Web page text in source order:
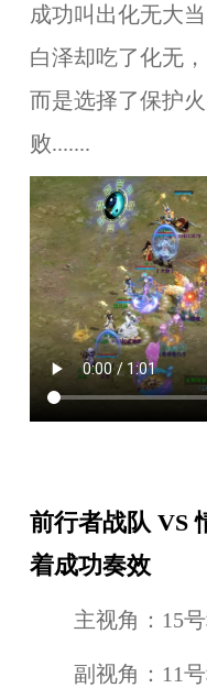
成功叫出化无大
白泽却吃了化无
而是选择了保护
败.......
前行者战队 VS
着成功奏效
主视角：15号
副视角：11号